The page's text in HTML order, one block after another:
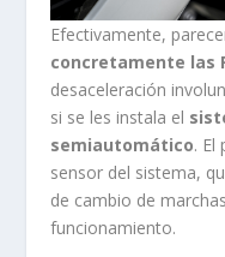
Efectivamente,
concretamente las
desaceleración
si se les instala el
semiautomático. El
sensor del sistema,
de cambio de
funcionamiento.